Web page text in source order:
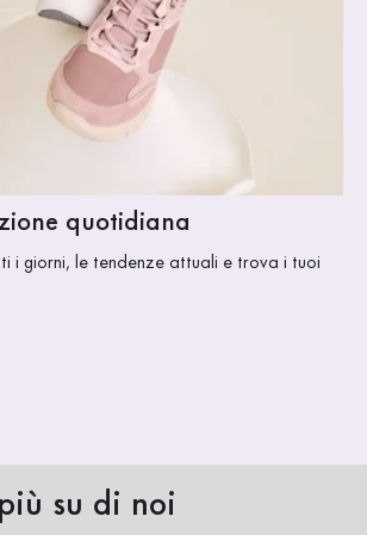
quotidiana
i giorni, le tendenze attuali e trova i tuoi
su di noi